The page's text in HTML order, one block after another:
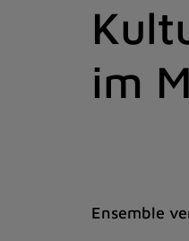
(Schnelltasteim
Ensemble